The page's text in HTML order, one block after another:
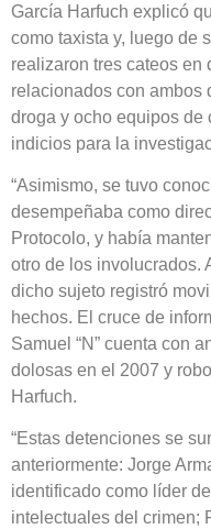
García Harfuch explicó
como taxista y, luego de
realizaron tres cateos en
relacionados con ambos
droga y ocho equipos de
indicios para la
“Asimismo, se tuvo
desempeñaba como
Protocolo, y había
otro de los involucrados.
dicho sujeto registró
hechos. El cruce de
Samuel “N” cuenta con
dolosas en el 2007 y
Harfuch.
“Estas detenciones se
anteriormente: Jorge
identificado como líder
intelectuales del crimen;